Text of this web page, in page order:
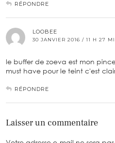
RÉPONDRE
LOOBEE
30 JANVIER 2016 / 11 H 27
le buffer de zoeva est mon
must have pour le teint c'est
RÉPONDRE
Laisser un commentaire